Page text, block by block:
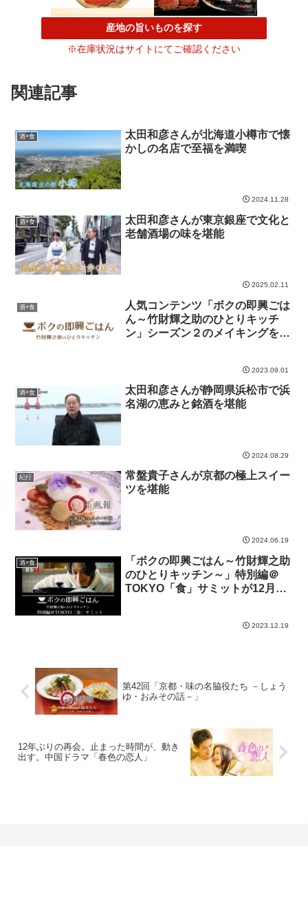
産地の旨いものを探す
※在庫状況はサイトにてご確認ください
関連記事
酒×食
太田和彦さんが北海道小樽市で懐
かしの名店で至福を満喫
2024.11.28
酒×食
太田和彦さんが東京銀座で文化と
老舗酒場の味を堪能
2025.02.11
酒×食
人気コンテンツ「ボクの即興ごは
ん～竹財輝之助のひとりキッチ
ン」シーズン２のメイキングを配
2023.09.01
酒×食
太田和彦さんが静岡県浜松市で浜
名湖の恵みと銘酒を堪能
2024.08.29
紀行
常盤貴子さんが京都の極上スイー
ツを堪能
2024.06.19
酒×食
「ボクの即興ごはん～竹財輝之助
のひとりキッチン～」特別編＠
TOKYO「食」サミットが12月25
2023.12.19
第42回「京都・味の名脇役たち －しょう
ゆ・おみその話－」
12年ぶりの再会。止まった時間が、動き
出す。中国ドラマ「春色の恋人」